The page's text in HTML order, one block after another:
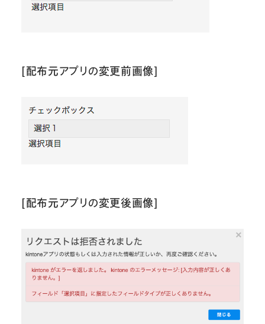
[配布元アプリの変更前画像]
[配布元アプリの変更後画像]